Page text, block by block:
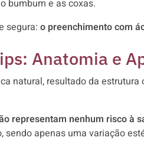
bumbum e as coxas.
segura: o preenchimento com
Anatomia e
natural, resultado da estrutura
representam nenhum risco à
sendo apenas uma variação